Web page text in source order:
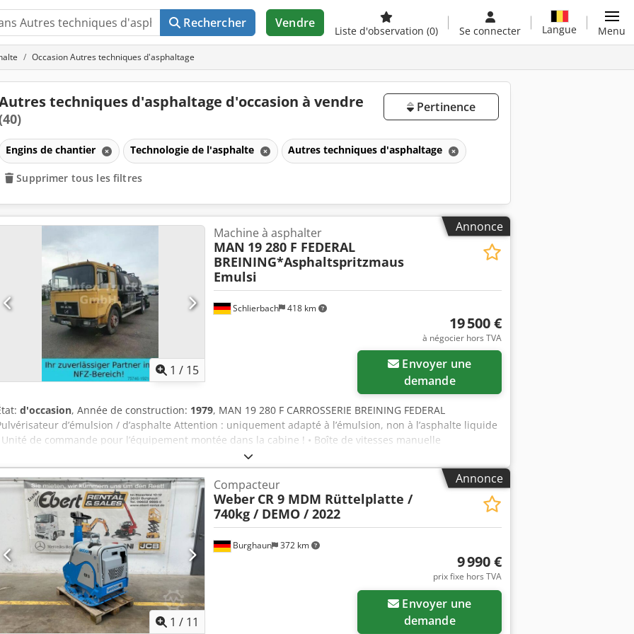
Rechercher Vendre
Liste d'observation (0) Se connecter Langue Menu
Occasion Autres techniques d'asphaltage
techniques d'asphaltage d'occasion à vendre Pertinence
Engins de chantier Technologie de l'asphalte Autres techniques d'asphaltage
Supprimer tous les filtres
Annonce
1 / 15
Schlierbach 418 km
Machine à asphalter
MAN 19 280 F FEDERAL
BREINING*Asphaltspritzmaus
Emulsi
19 500 €
à négocier hors TVA
demande
d'occasion, Année de construction: 1979, MAN 19 280 F CARROSSERIE BREINING FEDERAL
d’émulsion / d’asphalte Attention : uniquement adapté à l’émulsion, non à l’asphalte liquide
Unité de commande pour l’équipement montée dans la cabine ! • Boîte de vitesses manuelle
Cjdpewmpcnofx Ahmsrf • Blocage de différentiel • Cabine longue distance • 1 couchette • Suspension à
lames • Pneumatiques : 12 R 22.5 (alternatif : 315 / 80 R 22.5) • Capacité de la cuve : 6 000 litres
• Brûleur NEUF ! • Rampe de pulvérisation repliable des deux côtés ! Sous réserve d’erreurs et
de vente préalable ! = Informations complémentaires = Type de carburant : Diesel Kilométrage : 67 000 km
Matériau utilisable : Asphalte Dommages : Véhicule accidenté (non roulant)
Annonce
1 / 11
Burghaun 372 km
Compacteur
Weber CR 9 MDM Rüttelplatte /
740kg / DEMO / 2022
9 990 €
prix fixe hors TVA
demande